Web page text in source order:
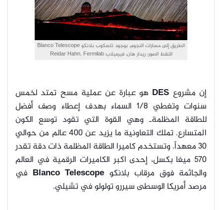
الطريق إلى مسارات النجوم، بوجود تلسكوب بلانكو Blanco Telescope
التقط الصور: ريدار هان، فيرميلاب Reidar Hahn, Fermilab
إن مشروع DES هو عبارة عن عملية مسح تمتد لخمس
سنوات وتغطي ١/٨ السماء بهدف إعطاء وصف أفضل
للطاقة المظلمةـ وهي القوة التي تقود توسع الكون
المتسارع. تملك التعاونية ما يزيد عن ٤٠٠ عالم من حوالي
٣٠ معهداً. وتستخدم كاميرا الطاقة المظلمة ذات دقة تقدر
٥٧٠ ميغا بكسل، إحدى اكبر الكاميرات الرقمية في العالم
والجاثمة فوق مرقاب بلانكو Blanco Telescope في
مرصد أمريكا الوسطى سيررو تولولو في تشيلي.